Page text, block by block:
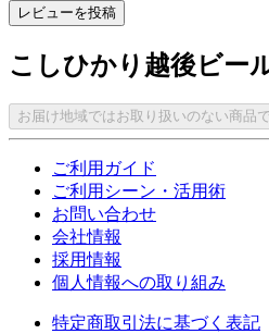
レビューを投稿
こしひかり越後ビー
お届け地域ではお取り扱いのない商品
ご利用ガイド
ご利用シーン・活用術
お問い合わせ
会社情報
採用情報
個人情報への取り組み
特定商取引法に基づく表記